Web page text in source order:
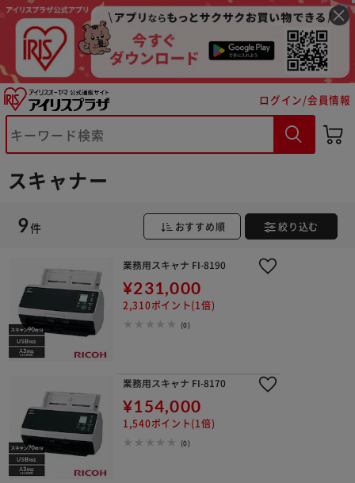
ログイン/会員情報
スキャナー
9件 おすすめ順 絞り込む
業務用スキャナ FI-8190
¥231,000
2,310ポイント(1倍)
(0)
業務用スキャナ FI-8170
¥154,000
1,540ポイント(1倍)
(0)
※ご確認ください
カートに入れる